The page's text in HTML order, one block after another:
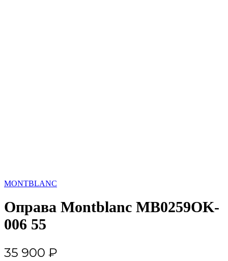
MONTBLANC
Оправа Montblanc MB0259OK-
006 55
35 900 ₽